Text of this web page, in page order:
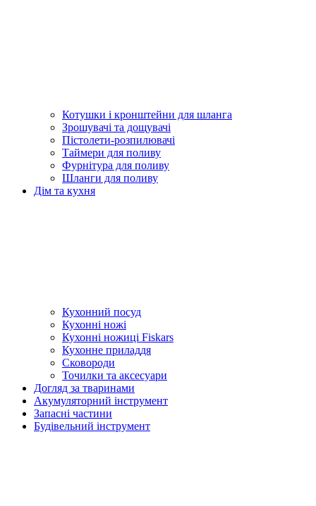
Котушки і кронштейни для шланга
Зрошувачі та дощувачі
Пістолети-розпилювачі
Таймери для поливу
Фурнітура для поливу
Шланги для поливу
Дім та кухня
Кухонний посуд
Кухонні ножі
Кухонні ножиці Fiskars
Кухонне приладдя
Сковороди
Точилки та аксесуари
Догляд за тваринами
Акумуляторний інструмент
Запасні частини
Будівельний інструмент